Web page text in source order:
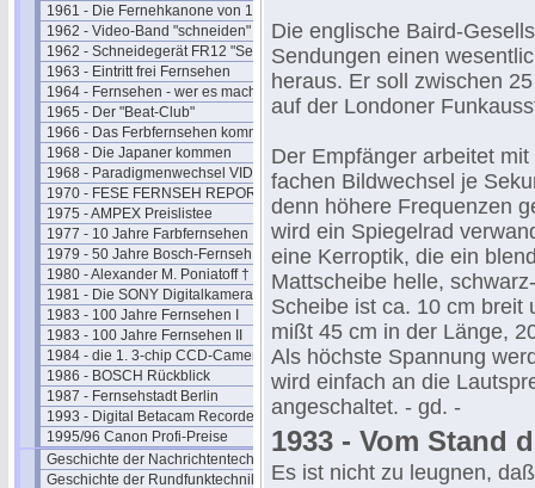
1961 - Die Fernehkanone von 1936
1962 - Video-Band "schneiden"
1962 - Schneidegerät FR12 "Senior"
1963 - Eintritt frei Fernsehen
1964 - Fernsehen - wer es macht
1965 - Der "Beat-Club"
1966 - Das Ferbfernsehen kommt
1968 - Die Japaner kommen
1968 - Paradigmenwechsel VIDEO
1970 - FESE FERNSEH REPORT
1975 - AMPEX Preislistee
1977 - 10 Jahre Farbfernsehen
1979 - 50 Jahre Bosch-Fernseh
1980 - Alexander M. Poniatoff †
1981 - Die SONY Digitalkamera
1983 - 100 Jahre Fernsehen I
1983 - 100 Jahre Fernsehen II
1984 - die 1. 3-chip CCD-Camera
1986 - BOSCH Rückblick
1987 - Fernsehstadt Berlin
1993 - Digital Betacam Recorder
1995/96 Canon Profi-Preise
Geschichte der Nachrichtentechnik
Geschichte der Rundfunktechnik
Die englische Baird-
Sendungen einen
heraus. Er soll zwischen
auf der Londoner
Der Empfänger arbeitet
fachen Bildwechsel je
denn höhere Frequenzen
wird ein Spiegelrad
eine Kerroptik, die ein
Mattscheibe helle,
Scheibe ist ca. 10 cm breit
mißt 45 cm in der Länge,
Als höchste Spannung
wird einfach an die
angeschaltet. - gd. -
1933 - Vom Stand
Es ist nicht zu leugnen,